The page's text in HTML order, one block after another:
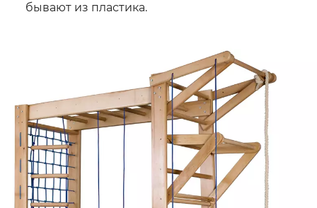
бывают из пластика.